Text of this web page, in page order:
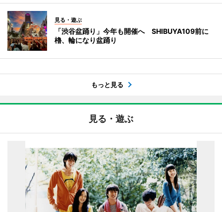
見る・遊ぶ
「渋谷盆踊り」今年も開催へ SHIBUYA109前に
櫓、輪になり盆踊り
もっと見る
見る・遊ぶ